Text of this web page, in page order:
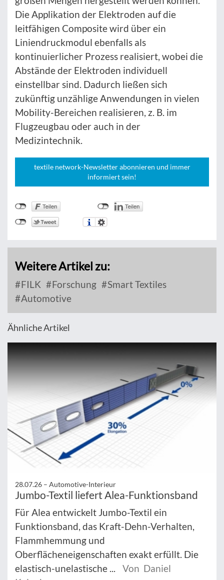
Die Applikation der Elektroden auf die
leitfähigen Composite wird über ein
Liniendruckmodul ebenfalls als
kontinuierlicher Prozess realisiert, wobei die
Abstände der Elektroden individuell
einstellbar sind. Dadurch ließen sich
zukünftig unzählige Anwendungen in vielen
Mobility-Bereichen realisieren, z. B. im
Flugzeugbau oder auch in der
Medizintechnik.
textile network-Newsletter abonnieren und immer
informiert sein!
Weitere Artikel zu:
FILK Forschung
Smart Textiles
Automotive
Ähnliche Artikel
28.07.26 – Automotive-Interieur
Jumbo-Textil liefert Alea-Funktionsband
Für Alea entwickelt Jumbo-Textil ein
Funktionsband, das Kraft-Dehn-Verhalten,
Flammhemmung und
Oberflächeneigenschaften exakt erfüllt. Die
elastisch-unelastische ...
Von Daniel